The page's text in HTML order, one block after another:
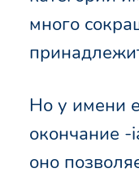
много
Но у имени
окончание -
оно